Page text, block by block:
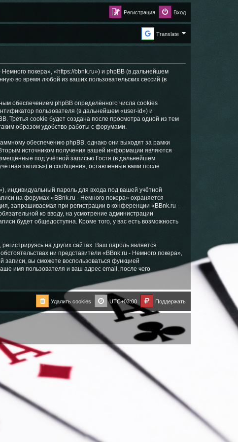
Вход
Регистрация
Translate
покера», «https://bbnk.ru») и phpBB (в дальнейшем
во время любой из ваших пользовательских сессий (в
обеспечением phpBB определённого числа cookies
пользователя (в дальнейшем «user-id») и
Третья cookie будет создана после просмотра одной из тем
образом удобство работы с форумами.
обеспечению phpBB, однако они выходят за рамки
источником получения вашей информации являются
под учётной записью Гостя (в дальнейшем
запись») и сообщения, оставленные вами после
индивидуальный пароль для входа под вашей учётной
на форумах «BBnk.ru - Немного покера» охраняется
запрашиваемая при регистрации в конференции «BBnk.ru -
ко вводу, на усмотрение администрации
будет общедоступна. Кроме того, у вас есть возможность
на других сайтах. Ваш пароль является
ни представители «BBnk.ru - Немного покера»,
записи, вы сможете воспользоваться функцией
имя пользователя и ваш адрес email, после чего
Поддержать
UTC+03:00
Удалить cookies